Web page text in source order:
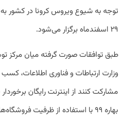
۲۹ اسفندماه برگزار می‌شود.
طبق توافقات صورت گرفته میان مرکز
وزارت ارتباطات و فناوری اطلاعات،
مشارکت کنند از اینترنت رایگان
بهاره ۹۹ با استفاده از ظرفیت